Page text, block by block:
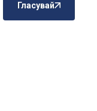
Гласувай